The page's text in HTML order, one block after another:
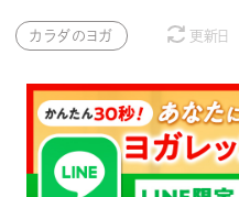
カラダのヨガ 更新日